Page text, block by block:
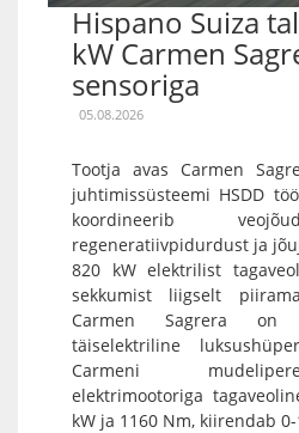
Hispano Suiza
kW Carmen
sensoriga
05.08.2026
Tootja avas Carmen
juhtimissüsteemi HSDD
koordineerib
regeneratiivpidurdust ja
820 kW elektrilist
sekkumist liigselt
Carmen Sagrera on
täiselektriline
Carmeni
elektrimootoriga
kW ja 1160 Nm, kiirendab 0-